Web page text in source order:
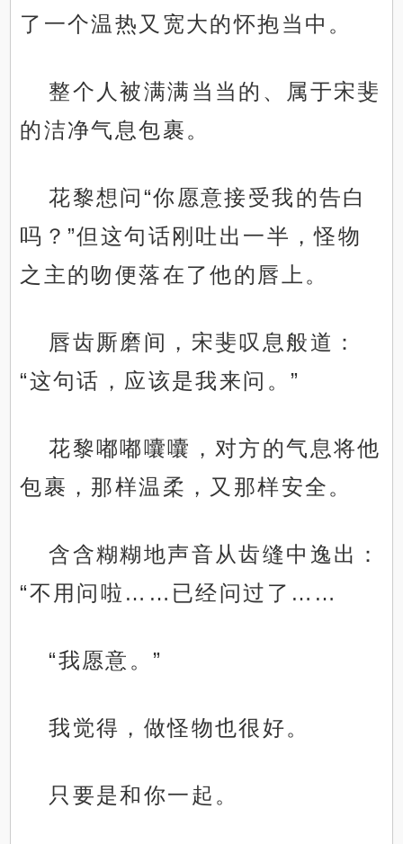
了一个温热又宽大的怀抱当中。
整个人被满满当当的、属于宋斐
的洁净气息包裹。
花黎想问“你愿意接受我的告白
吗？”但这句话刚吐出一半，怪物
之主的吻便落在了他的唇上。
唇齿厮磨间，宋斐叹息般道：
“这句话，应该是我来问。”
花黎嘟嘟囔囔，对方的气息将他
包裹，那样温柔，又那样安全。
含含糊糊地声音从齿缝中逸出：
“不用问啦……已经问过了……
“我愿意。”
我觉得，做怪物也很好。
只要是和你一起。